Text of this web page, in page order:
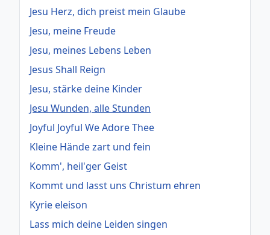
Jesu Herz, dich preist mein Glaube
Jesu, meine Freude
Jesu, meines Lebens Leben
Jesus Shall Reign
Jesu, stärke deine Kinder
Jesu Wunden, alle Stunden
Joyful Joyful We Adore Thee
Kleine Hände zart und fein
Komm', heil'ger Geist
Kommt und lasst uns Christum ehren
Kyrie eleison
Lass mich deine Leiden singen